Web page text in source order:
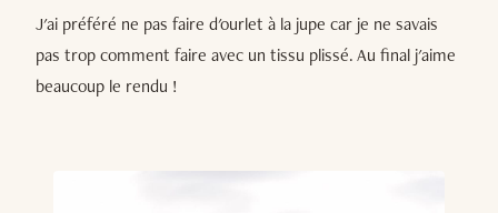
J'ai préféré ne pas faire d'ourlet à la jupe car je ne savais
pas trop comment faire avec un tissu plissé. Au final j'aime
beaucoup le rendu !